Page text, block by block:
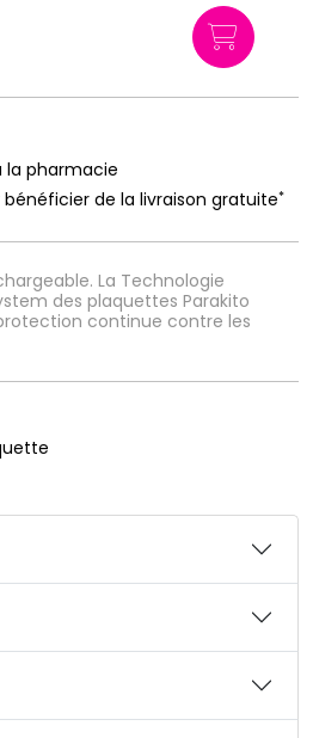
La Technologie
des plaquettes Parakito
continue contre les
la pharmacie
de la livraison gratuite*